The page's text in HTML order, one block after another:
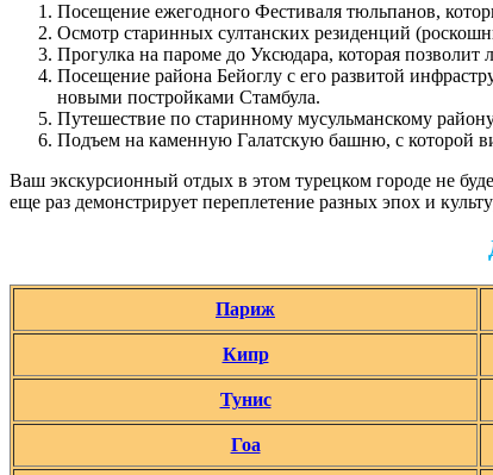
Посещение ежегодного Фестиваля тюльпанов,
Осмотр старинных султанских резиденций
Прогулка на пароме до Уксюдара, которая
Посещение района Бейоглу с его развитой
новыми постройками Стамбула.
Путешествие по старинному мусульманскому
Подъем на каменную Галатскую башню, с которой
Ваш экскурсионный отдых в этом турецком городе не
еще раз демонстрирует переплетение разных эпох и
Париж
Кипр
Тунис
Гоа